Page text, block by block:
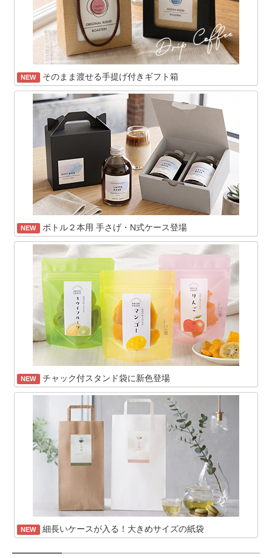
NEW そのまま渡せる手提げ付きギフト箱
NEW ボトル２本用 手さげ・N式ケース登場
NEW チャック付スタンド袋に新色登場
NEW 細長いケースが入る！大きめサイズの紙袋